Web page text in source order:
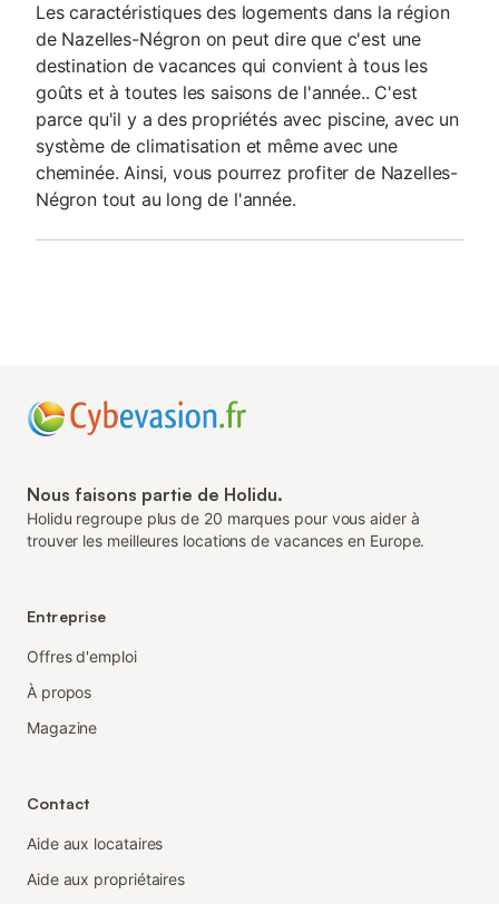
Les caractéristiques des logements dans la région
de Nazelles-Négron on peut dire que c'est une
destination de vacances qui convient à tous les
goûts et à toutes les saisons de l'année.. C'est
parce qu'il y a des propriétés avec piscine, avec un
système de climatisation et même avec une
cheminée. Ainsi, vous pourrez profiter de Nazelles-
Négron tout au long de l'année.
Nous faisons partie de Holidu.
Holidu regroupe plus de 20 marques pour vous aider à
trouver les meilleures locations de vacances en Europe.
Entreprise
Offres d'emploi
À propos
Magazine
Contact
Aide aux locataires
Aide aux propriétaires